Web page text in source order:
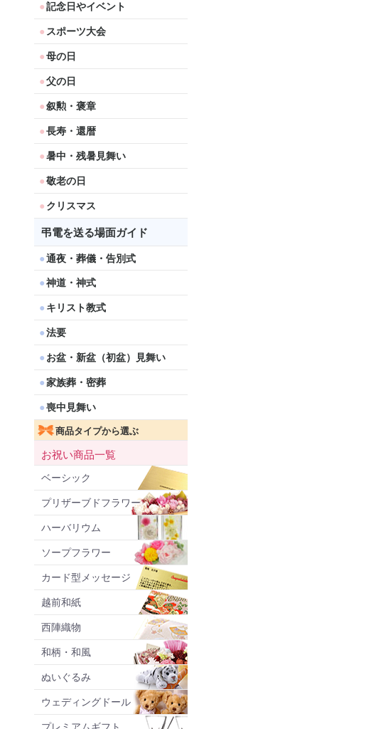
記念日やイベント
スポーツ大会
母の日
父の日
叙勲・褒章
長寿・還暦
暑中・残暑見舞い
敬老の日
クリスマス
弔電を送る場面ガイド
通夜・葬儀・告別式
神道・神式
キリスト教式
法要
お盆・新盆（初盆）見舞い
家族葬・密葬
喪中見舞い
商品タイプから選ぶ
お祝い商品一覧
ベーシック
プリザーブドフラワー
ハーバリウム
ソープフラワー
カード型メッセージ
越前和紙
西陣織物
和柄・和風
ぬいぐるみ
ウェディングドール
プレミアムギフト